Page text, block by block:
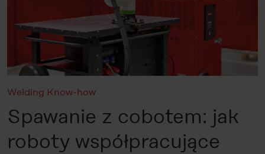
Welding Know-how
Spawanie z cobotem: jak
roboty współpracujące